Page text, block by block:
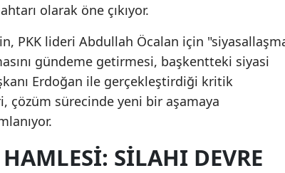
olarak öne çıkıyor.
PKK lideri Abdullah Öcalan için
gündeme getirmesi, başkentteki siyasi
Erdoğan ile gerçekleştirdiği kritik
çözüm sürecinde yeni bir aşamaya
SILAHI DEVRE